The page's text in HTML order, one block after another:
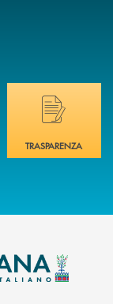
immediata ?
Hai bisogno di
TRASPARENZA